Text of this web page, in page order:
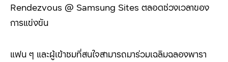
Rendezvous @ Samsung Sites ตลอดช่วงเวลาของ
การแข่งขัน
แฟน ๆ และผู้เข้าชมที่สนใจสามารถมาร่วมเฉลิมฉลองพารา